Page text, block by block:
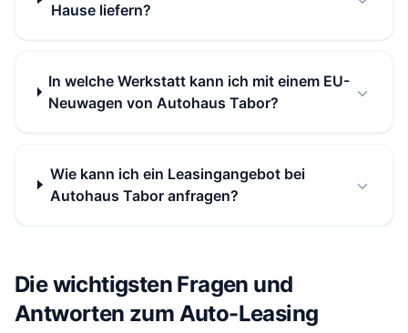
Hause liefern?
In welche Werkstatt kann ich mit einem EU-
Neuwagen von Autohaus Tabor?
Wie kann ich ein Leasingangebot bei
Autohaus Tabor anfragen?
Die wichtigsten Fragen und
Antworten zum Auto-Leasing